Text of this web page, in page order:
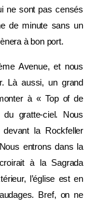
ne sont pas censés
de minute sans un
à bon port.
Avenue, et nous
Là aussi, un grand
à « Top of de
gratte-ciel. Nous
la Rockfeller
entrons dans la
à la Sagrada
l’église est en
Bref, on ne